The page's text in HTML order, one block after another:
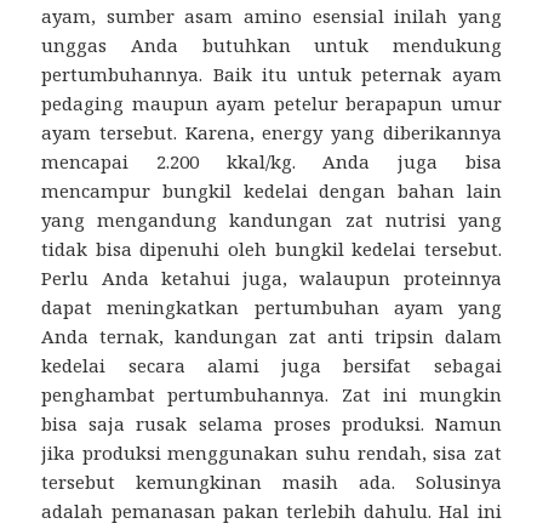
ayam, sumber asam amino esensial inilah yang
unggas Anda butuhkan untuk mendukung
pertumbuhannya. Baik itu untuk peternak ayam
pedaging maupun ayam petelur berapapun umur
ayam tersebut. Karena, energy yang diberikannya
mencapai 2.200 kkal/kg. Anda juga bisa
mencampur bungkil kedelai dengan bahan lain
yang mengandung kandungan zat nutrisi yang
tidak bisa dipenuhi oleh bungkil kedelai tersebut.
Perlu Anda ketahui juga, walaupun proteinnya
dapat meningkatkan pertumbuhan ayam yang
Anda ternak, kandungan zat anti tripsin dalam
kedelai secara alami juga bersifat sebagai
penghambat pertumbuhannya. Zat ini mungkin
bisa saja rusak selama proses produksi. Namun
jika produksi menggunakan suhu rendah, sisa zat
tersebut kemungkinan masih ada. Solusinya
adalah pemanasan pakan terlebih dahulu. Hal ini